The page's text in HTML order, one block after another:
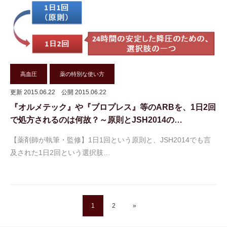
高血圧 薬の特別な使い方
更新 2015.06.22 公開 2015.06.22
『オルメテック』や『ブロプレス』等のARBを、1日2回
で処方されるのは何故？～原則とJSH2014の…
【薬剤師が執筆・監修】1日1回という原則と、JSH2014でも言
及された1日2回という選択肢…
1 2 »